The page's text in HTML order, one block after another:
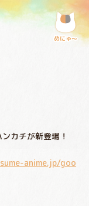
めにゅ〜
ンカチが新登場！
anime.jp/goo